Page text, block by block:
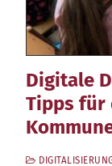
Digitale
Tipps für